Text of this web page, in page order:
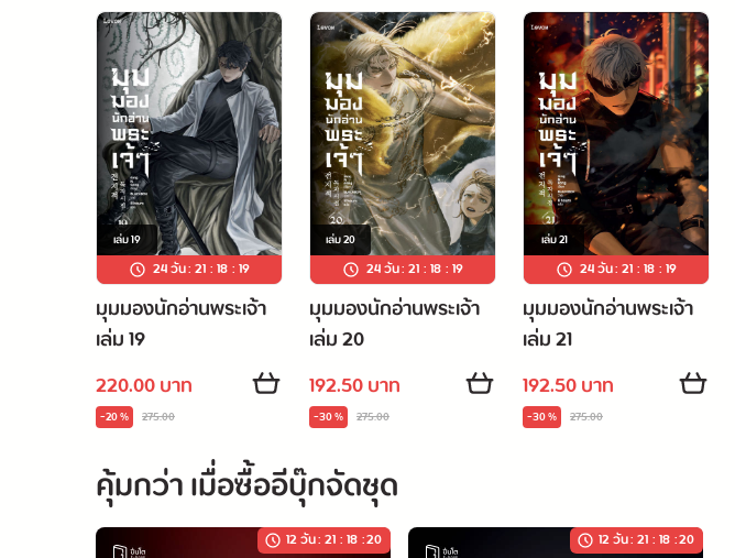
เล่ม19
24 วัน:21:18:18
มุมมองนักอ่านพระเจ้า
เล่ม 19
220.00 บาท
-20 % 275.00
เล่ม20
24 วัน:21:18:18
มุมมองนักอ่านพระเจ้า
เล่ม 20
192.50 บาท
-30 % 275.00
เล่ม21
24 วัน:21:18:18
มุมมองนักอ่านพระเจ้า
เล่ม 21
192.50 บาท
-30 % 275.00
คุ้มกว่า เมื่อซื้ออีบุ๊กจัดชุด
12 วัน:21:18:19 12 วัน:21:18:19